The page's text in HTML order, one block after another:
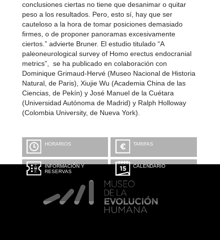
conclusiones ciertas no tiene que desanimar o quitar
peso a los resultados. Pero, esto sí, hay que ser
cauteloso a la hora de tomar posiciones demasiado
firmes, o de proponer panoramas excesivamente
ciertos.” advierte Bruner. El estudio titulado “A
paleoneurological survey of Homo erectus endocranial
metrics”, se ha publicado en colaboración con
Dominique Grimaud-Hervé (Museo Nacional de Historia
Natural, de Paris), Xiujie Wu (Academia China de las
Ciencias, de Pekín) y José Manuel de la Cuétara
(Universidad Autónoma de Madrid) y Ralph Holloway
(Colombia University, de Nueva York).
HORARIOS TARIFAS
INFORMACIÓN Y
RESERVAS
CALENDARIO